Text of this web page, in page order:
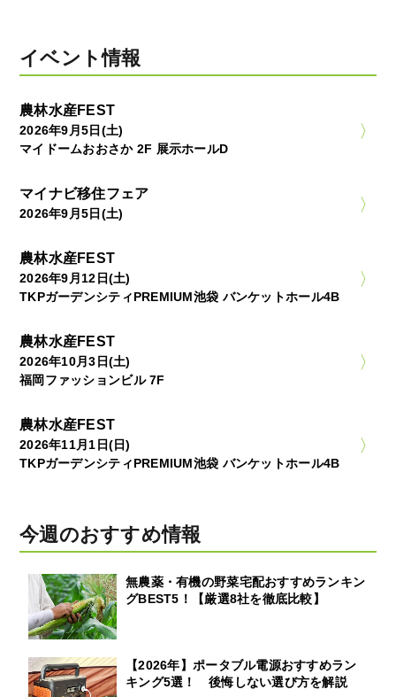
イベント情報
農林水産FEST
2026年9月5日(土)
マイドームおおさか 2F 展示ホールD
マイナビ移住フェア
2026年9月5日(土)
農林水産FEST
2026年9月12日(土)
TKPガーデンシティPREMIUM池袋 バンケットホール4B
農林水産FEST
2026年10月3日(土)
福岡ファッションビル 7F
農林水産FEST
2026年11月1日(日)
TKPガーデンシティPREMIUM池袋 バンケットホール4B
今週のおすすめ情報
無農薬・有機の野菜宅配おすすめランキン
グBEST5！【厳選8社を徹底比較】
【2026年】ポータブル電源おすすめラン
キング5選！ 後悔しない選び方を解説